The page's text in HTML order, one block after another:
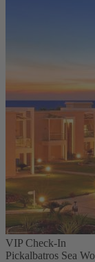
VIP Check-In
Pickalbatros Sea